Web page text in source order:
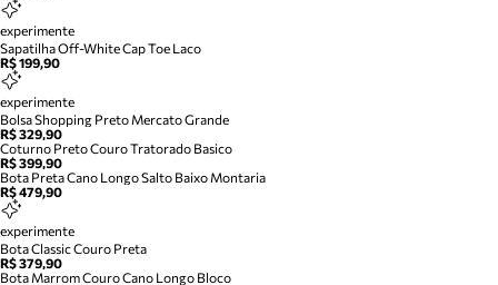
experimente
Sapatilha Off-White Cap Toe Laco
R$ 199,90
experimente
Bolsa Shopping Preto Mercato Grande
R$ 329,90
Coturno Preto Couro Tratorado Basico
R$ 399,90
Bota Preta Cano Longo Salto Baixo Montaria
R$ 479,90
experimente
Bota Classic Couro Preta
R$ 379,90
Bota Marrom Couro Cano Longo Bloco